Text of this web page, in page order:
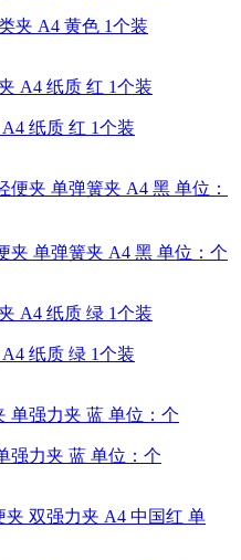
夹 A4 黄色 1个装
纸质 红 1个装
夹 单弹簧夹 A4 黑 单位：个
纸质 绿 1个装
强力夹 蓝 单位：个